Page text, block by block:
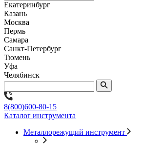
Екатеринбург
Казань
Москва
Пермь
Самара
Санкт-Петербург
Тюмень
Уфа
Челябинск
8(800)600-80-15
Каталог инструмента
Металлорежущий инструмент